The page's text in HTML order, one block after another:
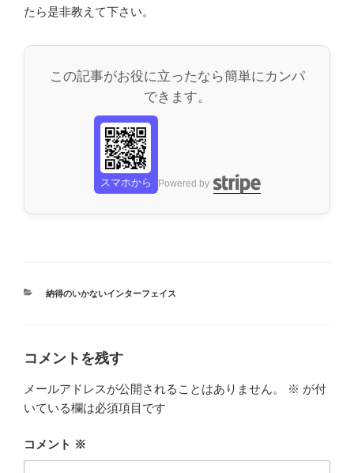
たら是非教えて下さい。
この記事がお役に立ったなら簡単にカンパ
できます。
スマホから Powered by
カ
納得のいかないインターフェイス
コメントを残す
メールアドレスが公開されることはありません。 ※ が付
いている欄は必須項目です
コメント ※